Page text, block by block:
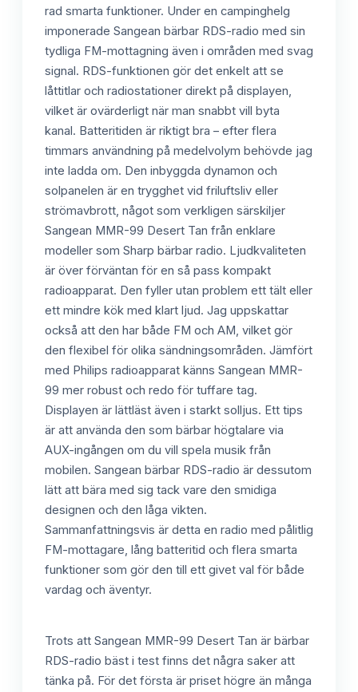
rad smarta funktioner. Under en campinghelg
imponerade Sangean bärbar RDS-radio med sin
tydliga FM-mottagning även i områden med svag
signal. RDS-funktionen gör det enkelt att se
låttitlar och radiostationer direkt på displayen,
vilket är ovärderligt när man snabbt vill byta
kanal. Batteritiden är riktigt bra – efter flera
timmars användning på medelvolym behövde jag
inte ladda om. Den inbyggda dynamon och
solpanelen är en trygghet vid friluftsliv eller
strömavbrott, något som verkligen särskiljer
Sangean MMR-99 Desert Tan från enklare
modeller som Sharp bärbar radio. Ljudkvaliteten
är över förväntan för en så pass kompakt
radioapparat. Den fyller utan problem ett tält eller
ett mindre kök med klart ljud. Jag uppskattar
också att den har både FM och AM, vilket gör
den flexibel för olika sändningsområden. Jämfört
med Philips radioapparat känns Sangean MMR-
99 mer robust och redo för tuffare tag.
Displayen är lättläst även i starkt solljus. Ett tips
är att använda den som bärbar högtalare via
AUX-ingången om du vill spela musik från
mobilen. Sangean bärbar RDS-radio är dessutom
lätt att bära med sig tack vare den smidiga
designen och den låga vikten.
Sammanfattningsvis är detta en radio med pålitlig
FM-mottagare, lång batteritid och flera smarta
funktioner som gör den till ett givet val för både
vardag och äventyr.
Trots att Sangean MMR-99 Desert Tan är bärbar
RDS-radio bäst i test finns det några saker att
tänka på. För det första är priset högre än många